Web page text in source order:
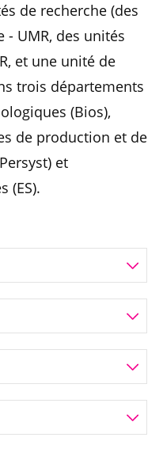
de recherche (des
UMR, des unités
et une unité de
trois départements
(Bios),
de production et de
et
(ES).